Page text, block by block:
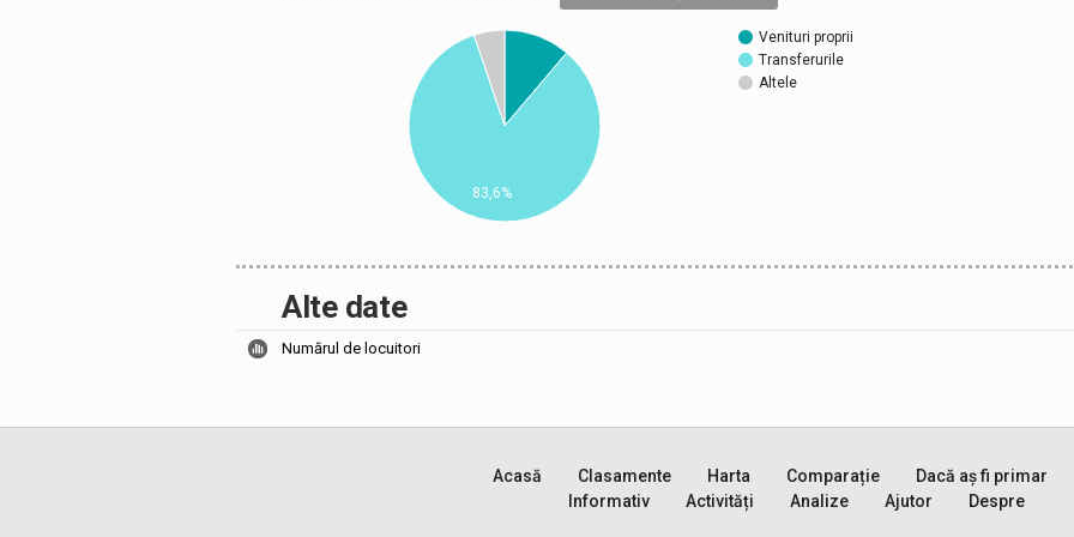
Venituri proprii
Transferurile
Altele
83,6%
Alte date
Numărul de locuitori
Acasă Clasamente Harta Comparație Dacă aș fi primar
Informativ
Activități Analize Ajutor Despre